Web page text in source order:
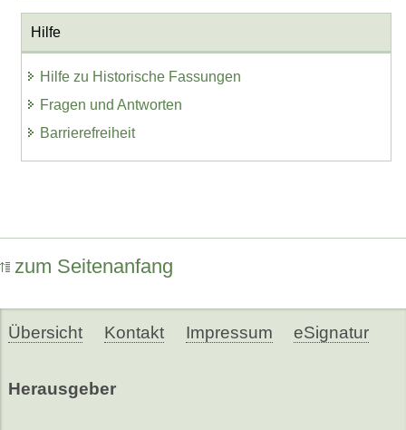
Hilfe
Hilfe zu Historische Fassungen
Fragen und Antworten
Barrierefreiheit
zum Seitenanfang
Übersicht Kontakt Impressum eSignatur
Herausgeber